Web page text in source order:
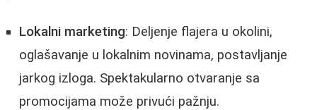
Lokalni marketing: Deljenje flajera u okolini,
oglašavanje u lokalnim novinama, postavljanje
jarkog izloga. Spektakularno otvaranje sa
promocijama može privući pažnju.